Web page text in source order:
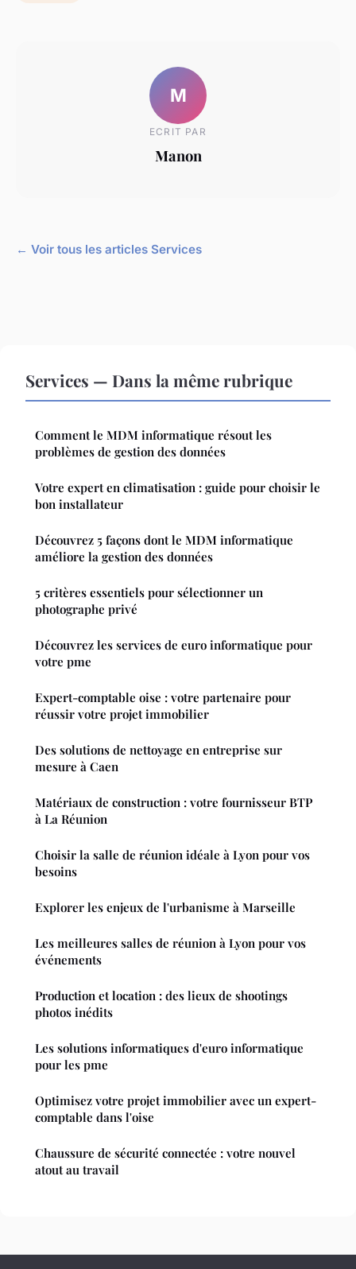
M
ECRIT PAR
Manon
← Voir tous les articles Services
Services — Dans la même rubrique
Comment le MDM informatique résout les
problèmes de gestion des données
Votre expert en climatisation : guide pour choisir le
bon installateur
Découvrez 5 façons dont le MDM informatique
améliore la gestion des données
5 critères essentiels pour sélectionner un
photographe privé
Découvrez les services de euro informatique pour
votre pme
Expert-comptable oise : votre partenaire pour
réussir votre projet immobilier
Des solutions de nettoyage en entreprise sur
mesure à Caen
Matériaux de construction : votre fournisseur BTP
à La Réunion
Choisir la salle de réunion idéale à Lyon pour vos
besoins
Explorer les enjeux de l'urbanisme à Marseille
Les meilleures salles de réunion à Lyon pour vos
événements
Production et location : des lieux de shootings
photos inédits
Les solutions informatiques d'euro informatique
pour les pme
Optimisez votre projet immobilier avec un expert-
comptable dans l'oise
Chaussure de sécurité connectée : votre nouvel
atout au travail